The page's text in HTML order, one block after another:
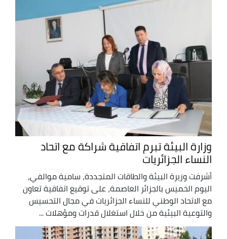
وزارة البيئة تبرم اتفاقية شراكة مع اتحاد
النساء الجزائريات
أشرفت وزيرة البيئة والطاقات المتجددة، سامية موالفي،
اليوم الخميس بالجزائر العاصمة، على توقيع اتفاقية تعاون
مع الاتحاد الوطني للنساء الجزائريات في مجال التحسيس
والتوعية البيئية من خلال استغلال قدرات ومؤهلات ...